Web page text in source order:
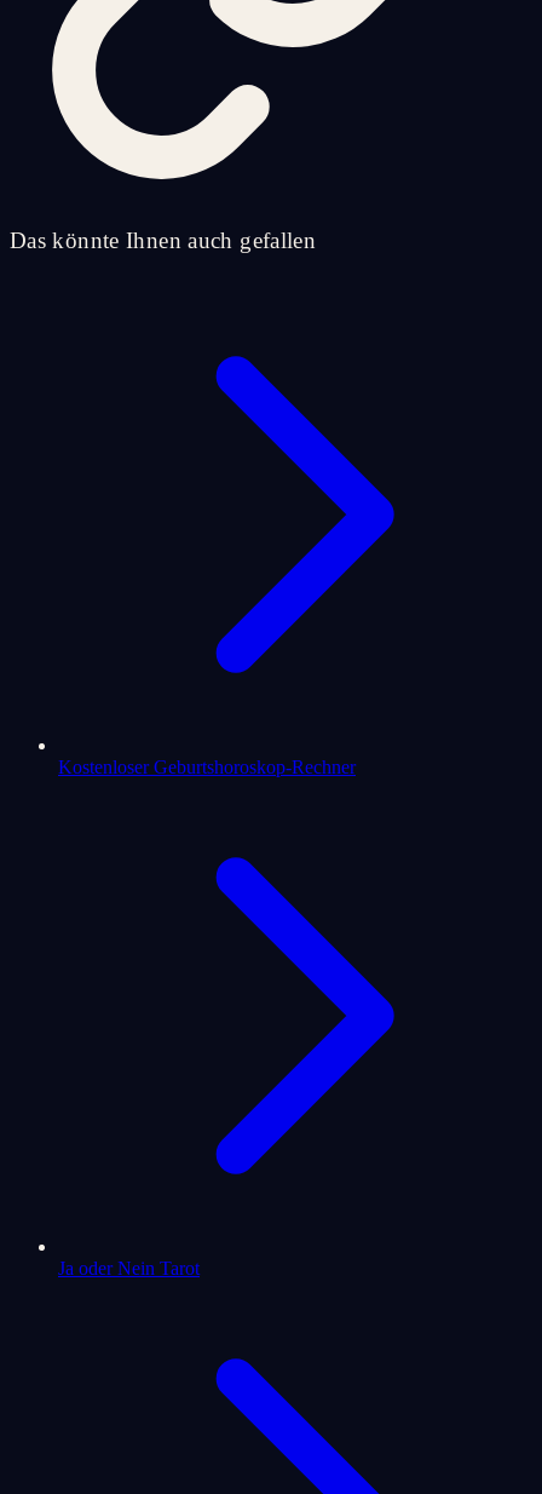
Das könnte Ihnen auch gefallen
Kostenloser Geburtshoroskop-Rechner
Ja oder Nein Tarot